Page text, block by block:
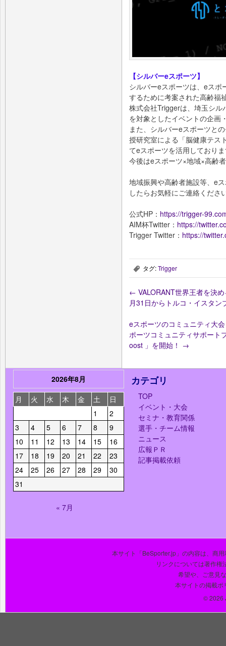
【シルバーeスポーツ】
シルバーeスポーツは、eスポ
するために考案された高齢福
株式会社Triggerは、埼玉シ
を対象としたイベントの企画
また、シルバーeスポーツと
授研究室による「脳健康テス
てeスポーツを活用しており
今後はeスポーツ×地域×高齢
地域振興や高齢者施設等、e
したらお気軽にご連絡くださ
公式HP： https://trigger-
AIM杯Twitter： https://
Trigger Twitter： https://
, タグ:Trigger
← VALORANT世界王者を決
月31日からトルコ・イスタン
eスポーツのコミュニティ大
ポーツコミュニティサポート
oost 」を開始！ →
2026年8月
月
火 水 木 金 土
日
1
2
3
4 5 6 7 8
9
10
11 12 13 14 15
16
17
18 19 20 21 22
23
24
25 26 27 28 29
30
31
« 7月
カテゴリ
TOP
イベント・大会
セミナ・教育関係
選手・チーム情報
ニュース
広報ＰＲ
記事掲載依頼
本サイト「BeSporter.jp」の内容は、商
リンクについては著作権
希望や、ご意見
本サイトの掲載ポ
© 2026